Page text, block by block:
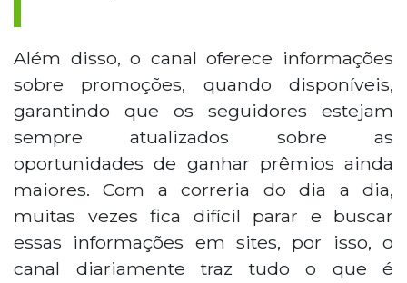
Além disso, o canal oferece informações
sobre promoções, quando disponíveis,
garantindo que os seguidores estejam
sempre atualizados sobre as
oportunidades de ganhar prêmios ainda
maiores. Com a correria do dia a dia,
muitas vezes fica difícil parar e buscar
essas informações em sites, por isso, o
canal diariamente traz tudo o que é